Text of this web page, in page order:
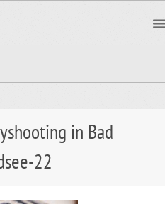
in Bad
22